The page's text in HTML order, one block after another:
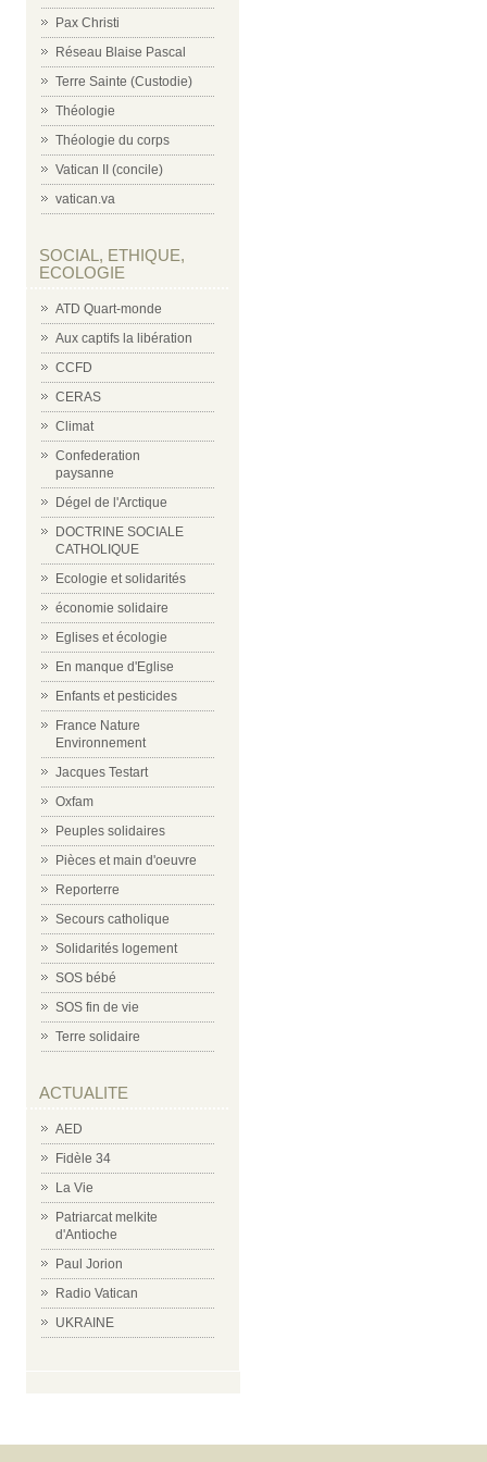
Pax Christi
Réseau Blaise Pascal
Terre Sainte (Custodie)
Théologie
Théologie du corps
Vatican II (concile)
vatican.va
SOCIAL, ETHIQUE,
ECOLOGIE
ATD Quart-monde
Aux captifs la libération
CCFD
CERAS
Climat
Confederation
paysanne
Dégel de l'Arctique
DOCTRINE SOCIALE
CATHOLIQUE
Ecologie et solidarités
économie solidaire
Eglises et écologie
En manque d'Eglise
Enfants et pesticides
France Nature
Environnement
Jacques Testart
Oxfam
Peuples solidaires
Pièces et main d'oeuvre
Reporterre
Secours catholique
Solidarités logement
SOS bébé
SOS fin de vie
Terre solidaire
ACTUALITE
AED
Fidèle 34
La Vie
Patriarcat melkite
d'Antioche
Paul Jorion
Radio Vatican
UKRAINE